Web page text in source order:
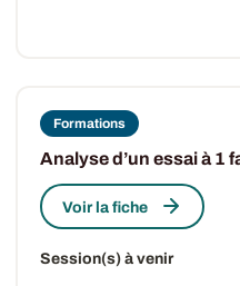
Formations
Analyse d’un essai à 1
Voir la fiche
Session(s) à venir